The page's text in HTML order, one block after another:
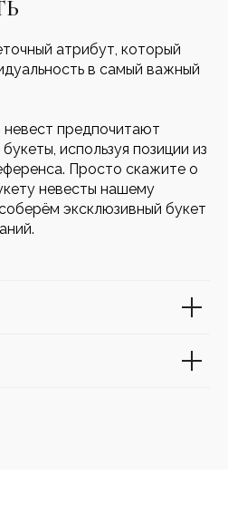
атрибут, который
в самый важный
предпочитают
используя позиции из
Просто скажите о
невесты нашему
эксклюзивный букет